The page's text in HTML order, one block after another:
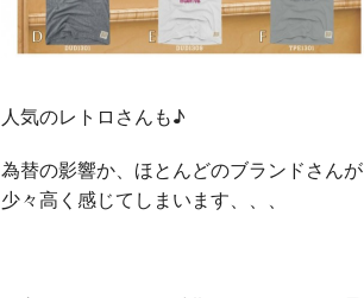
人気のレトロさんも♪
為替の影響か、ほとんどのブランドさんが
少々高く感じてしまいます、、、